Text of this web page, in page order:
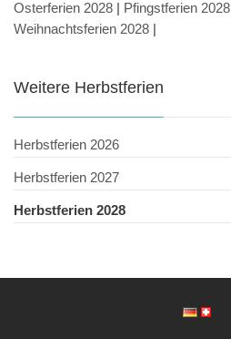
Osterferien 2028 | Pfingstferien 2028
Weihnachtsferien 2028 |
Weitere Herbstferien
Herbstferien 2026
Herbstferien 2027
Herbstferien 2028